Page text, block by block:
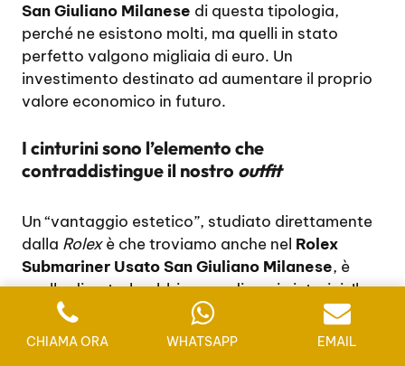
San Giuliano Milanese di questa tipologia,
perché ne esistono molti, ma quelli in stato
perfetto valgono migliaia di euro. Un
investimento destinato ad aumentare il proprio
valore economico in futuro.
I cinturini sono l’elemento che
contraddistingue il nostro outfit
Un “vantaggio estetico”, studiato direttamente
dalla Rolexè che troviamo anche nel Rolex
Submariner Usato San Giuliano Milanese, è
quello di poterlo abbinare a diversi cinturini. Il
modello classico possiede delle maglie mobili in
acciaio che sono comunque molto resistenti e
CHIAMA ORA WHATSAPP EMAIL